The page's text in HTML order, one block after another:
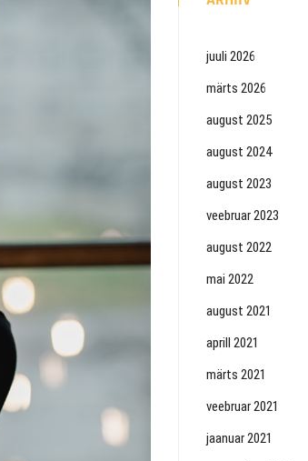
juuli 2026
märts 2026
august 2025
august 2024
august 2023
veebruar 2023
august 2022
mai 2022
august 2021
aprill 2021
märts 2021
veebruar 2021
jaanuar 2021